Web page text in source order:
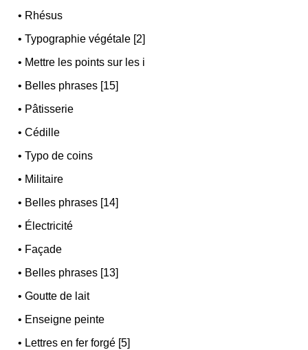
• Rhésus
•Typographie végétale [2]
• Mettre les points sur les i
• Belles phrases [15]
• Pâtisserie
•Cédille
•Typo de coins
• Militaire
• Belles phrases [14]
• Électricité
• Façade
• Belles phrases [13]
•Goutte de lait
• Enseigne peinte
• Lettres en fer forgé [5]